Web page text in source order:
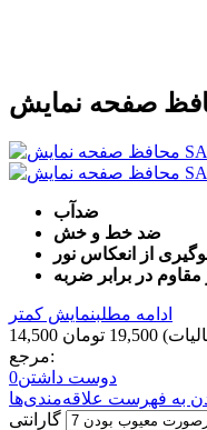
ضدآب
ضد خط و خش
از انعکاس نور
مقاوم در برابر ضربه
ادامه مطلبنمایش کمتر
19,500 تومان
مرجع:
دوست داشتن0
به فهرست علاقه‌مندی‌ها
گارانتی